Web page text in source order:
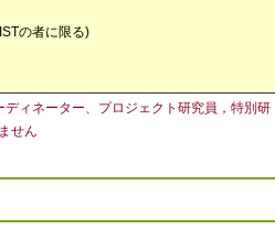
の者に限る)
ィネーター、プロジェクト研究員，特別研
せん